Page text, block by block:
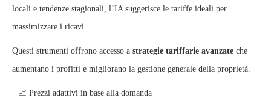
locali e tendenze stagionali, l’IA suggerisce le tariffe ideali per
massimizzare i ricavi.
Questi strumenti offrono accesso a strategie tariffarie avanzate che
aumentano i profitti e migliorano la gestione generale della proprietà.
📈 Prezzi adattivi in base alla domanda